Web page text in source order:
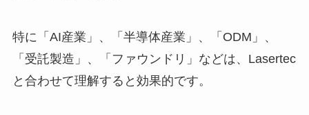
特に「AI産業」、「半導体産業」、「ODM」、
「受託製造」、「ファウンドリ」などは、Lasertec
と合わせて理解すると効果的です。